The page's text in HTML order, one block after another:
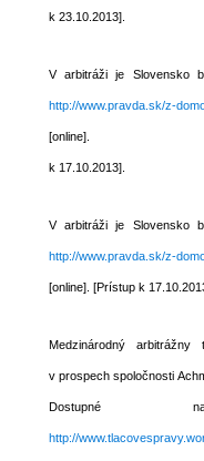
k
V arbitráži je Slovensko
http://www.pravda.sk/z-
k
V arbitráži je Slovensko
http://www.pravda.sk/z-
[online]. [Prístup
Medzinárodný
v prospech spoločnosti
http://